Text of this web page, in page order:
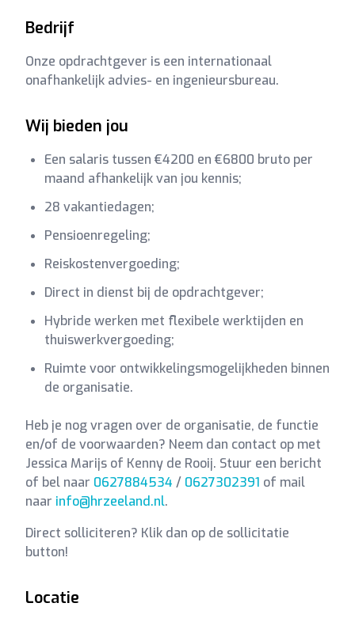
Bedrijf
Onze opdrachtgever is een internationaal
onafhankelijk advies- en ingenieursbureau.
Wij bieden jou
Een salaris tussen €4200 en €6800 bruto per
maand afhankelijk van jou kennis;
28 vakantiedagen;
Pensioenregeling;
Reiskostenvergoeding;
Direct in dienst bij de opdrachtgever;
Hybride werken met flexibele werktijden en
thuiswerkvergoeding;
Ruimte voor ontwikkelingsmogelijkheden binnen
de organisatie.
Heb je nog vragen over de organisatie, de functie
en/of de voorwaarden? Neem dan contact op met
Jessica Marijs of Kenny de Rooij. Stuur een bericht
of bel naar 0627884534 / 0627302391 of mail
naar info@hrzeeland.nl.
Direct solliciteren? Klik dan op de sollicitatie
button!
Locatie